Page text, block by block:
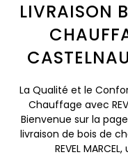
LIVRAISON
La Qualité et le
Chauffage avec
Bienvenue sur la
livraison de bois de
REVEL MARCEL,